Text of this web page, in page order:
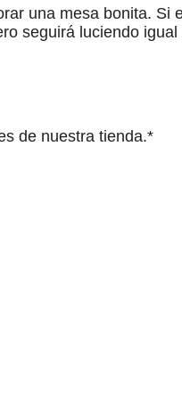
una mesa bonita. Si
seguirá luciendo igual
de nuestra tienda.*